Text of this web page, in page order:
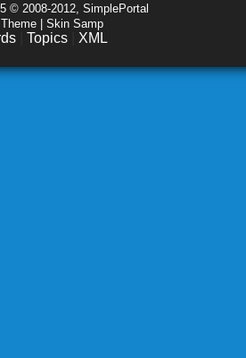
© 2008-2012, SimplePortal
| Skin Samp
Topics XML